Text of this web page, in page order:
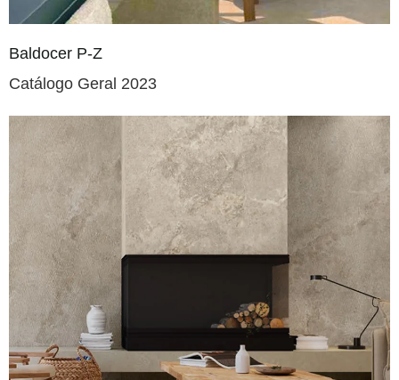
Baldocer P-Z
Catálogo Geral 2023